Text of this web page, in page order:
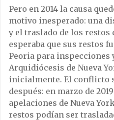
Pero en 2014 la causa
motivo inesperado: una
y el traslado de los restos
esperaba que sus restos
Peoria para inspecciones
Arquidiócesis de Nueva
inicialmente. El conflicto
después: en marzo de
apelaciones de Nueva
restos podían ser